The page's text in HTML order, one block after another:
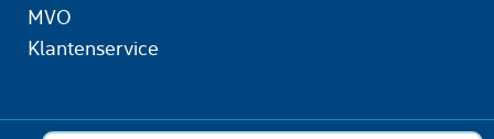
MVO
Klantenservice